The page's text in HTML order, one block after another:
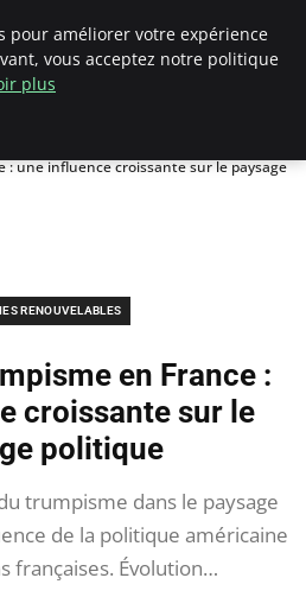
: une influence croissante sur le paysage
RENOUVELABLES
en France :
croissante sur le
politique
trumpisme dans le paysage
de la politique américaine
françaises. Évolution…
pour améliorer votre expérience
vous acceptez notre politique
plus